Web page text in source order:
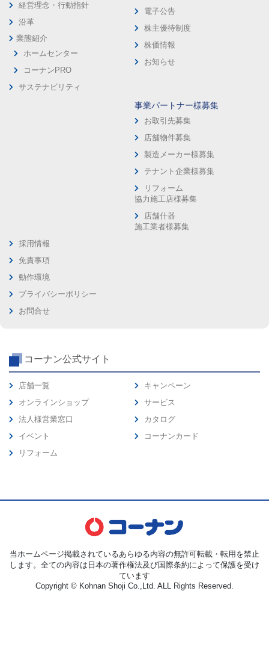
経営理念・行動指針
沿革
業態紹介
ホームセンター
コーナンPRO
サステナビリティ
電子公告
株主優待制度
株価情報
お知らせ
事業パートナー様募集
お取引先募集
店舗物件募集
製造メーカー様募集
テナント企業様募集
リフォーム
協力施工店様募集
店舗什器
施工業者様募集
採用情報
免責事項
動作環境
プライバシーポリシー
お問合せ
コーナン公式サイト
店舗一覧
オンラインショップ
法人様営業窓口
イベント
リフォーム
キャンペーン
サービス
カタログ
コーナンカード
当ホームページ掲載されているあらゆる内容の無許可転載・転用を禁止
します。全ての内容は日本の著作権法及び国際条約によって保護を受け
ています
Copyright © Kohnan Shoji Co.,Ltd. ALL Rights Reserved.